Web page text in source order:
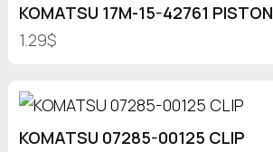
KOMATSU 17M-15-42761 PISTON
1.29$
KOMATSU 07285-00125 CLIP